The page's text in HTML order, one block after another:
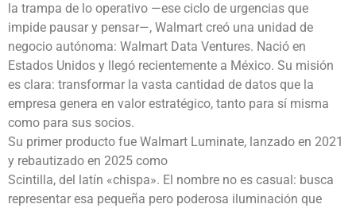
la trampa de lo operativo —ese ciclo de urgencias que
impide pausar y pensar—, Walmart creó una unidad de
negocio autónoma: Walmart Data Ventures. Nació en
Estados Unidos y llegó recientemente a México. Su misión
es clara: transformar la vasta cantidad de datos que la
empresa genera en valor estratégico, tanto para sí misma
como para sus socios.
Su primer producto fue Walmart Luminate, lanzado en 2021
y rebautizado en 2025 como
Scintilla, del latín «chispa». El nombre no es casual: busca
representar esa pequeña pero poderosa iluminación que